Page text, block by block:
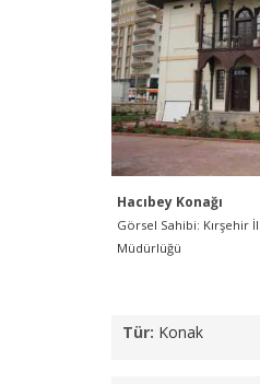
Hacıbey Konağı
Görsel Sahibi: Kırşehir
Müdürlüğü
Tür: Konak